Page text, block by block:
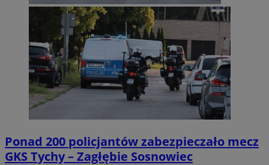
Ponad 200 policjantów zabezpieczało mecz
GKS Tychy – Zagłębie Sosnowiec